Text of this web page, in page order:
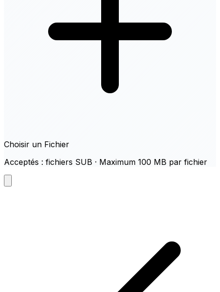
Choisir un Fichier
Acceptés : fichiers SUB · Maximum 100 MB par fichier